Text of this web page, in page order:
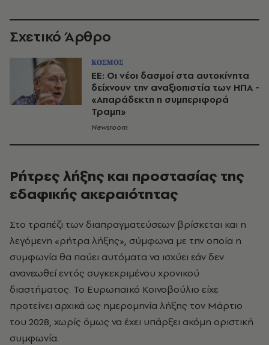
Σχετικό Άρθρο
ΚΟΣΜΟΣ
ΕΕ: Οι νέοι δασμοί στα αυτοκίνητα
δείχνουν την αναξιοπιστία των ΗΠΑ -
«Απαράδεκτη η συμπεριφορά
Τραμπ»
Newsroom
Ρήτρες λήξης και προστασίας της
εδαφικής ακεραιότητας
Στο τραπέζι των διαπραγματεύσεων βρίσκεται και η
λεγόμενη «ρήτρα λήξης», σύμφωνα με την οποία η
συμφωνία θα παύει αυτόματα να ισχύει εάν δεν
ανανεωθεί εντός συγκεκριμένου χρονικού
διαστήματος. Το Ευρωπαϊκό Κοινοβούλιο είχε
προτείνει αρχικά ως ημερομηνία λήξης τον Μάρτιο
του 2028, χωρίς όμως να έχει υπάρξει ακόμη οριστική
συμφωνία.